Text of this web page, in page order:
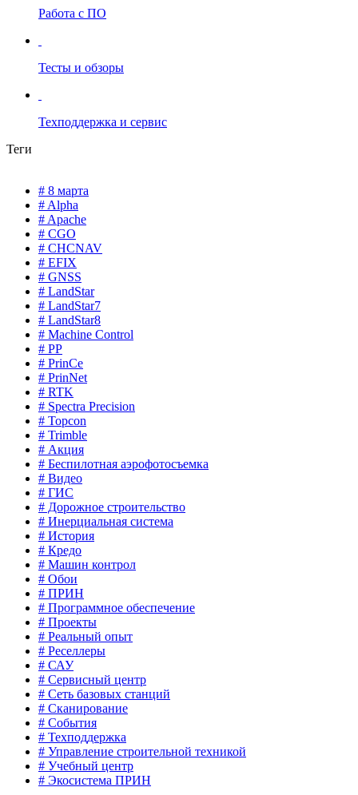
Работа с ПО
Тесты и обзоры
Техподдержка и сервис
Теги
# 8 марта
# Alpha
# Apache
# CGO
# CHCNAV
# EFIX
# GNSS
# LandStar
# LandStar7
# LandStar8
# Machine Control
# PP
# PrinCe
# PrinNet
# RTK
# Spectra Precision
# Topcon
# Trimble
# Акция
# Беспилотная аэрофотосъемка
# Видео
# ГИС
# Дорожное строительство
# Инерциальная система
# История
# Кредо
# Машин контрол
# Обои
# ПРИН
# Программное обеспечение
# Проекты
# Реальный опыт
# Реселлеры
# САУ
# Сервисный центр
# Сеть базовых станций
# Сканирование
# События
# Техподдержка
# Управление строительной техникой
# Учебный центр
# Экосистема ПРИН